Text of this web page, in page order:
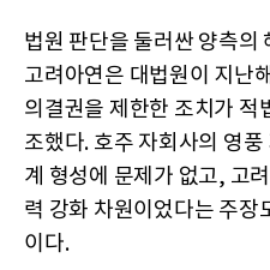
법원 판단을 둘러싼 양측의
고려아연은 대법원이 지난
의결권을 제한한 조치가 적
조했다. 호주 자회사의 영
계 형성에 문제가 없고, 고
력 강화 차원이었다는 주장
이다.